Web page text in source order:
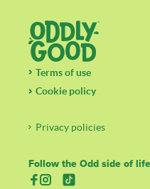
Terms of use
Cookie policy
Privacy policies
Follow the Odd side of life
(öppnas i en ny flik)
(öppnas i en ny flik)
(öppnas i en ny